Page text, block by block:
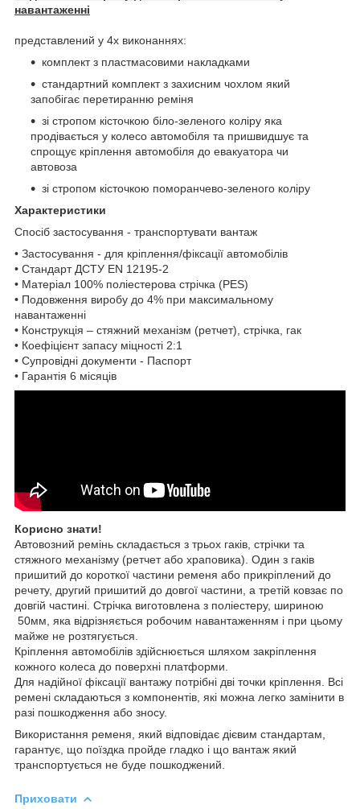
навантаженні
представлений у 4х виконаннях:
комплект з пластмасовими накладками
стандартний комплект з захисним чохлом який
запобігає перетиранню реміня
зі стропом кісточкою біло-зеленого коліру яка
продівається у колесо автомобіля та пришвидшує та
спрощує кріплення автомобіля до евакуатора чи
автовоза
зі стропом кісточкою поморанчево-зеленого коліру
Характеристики
Спосіб застосування - транспортувати вантаж
• Застосування - для кріплення/фіксації автомобілів
• Стандарт ДСТУ EN 12195-2
• Матеріал 100% поліестерова стрічка (PES)
• Подовження виробу до 4% при максимальному
навантаженні
• Конструкція – стяжний механізм (ретчет), стрічка, гак
• Коефіцієнт запасу міцності 2:1
• Супровідні документи - Паспорт
• Гарантія 6 місяців
Корисно знати!
Автовозний ремінь складається з трьох гаків, стрічки та
стяжного механізму (ретчет або храповика). Один з гаків
пришитий до короткої частини ременя або прикріплений до
речету, другий пришитий до довгої частини, а третій ковзає по
довгій частині. Стрічка виготовлена з поліестеру, шириною
50мм, яка відрізняється робочим навантаженням і при цьому
майже не розтягується.
Кріплення автомобілів здійснюється шляхом закріплення
кожного колеса до поверхні платформи.
Для надійної фіксації вантажу потрібні дві точки кріплення. Всі
ремені складаються з компонентів, які можна легко замінити в
разі пошкодження або зносу.
Використання ременя, який відповідає дієвим стандартам,
гарантує, що поїздка пройде гладко і що вантаж який
транспортується не буде пошкоджений.
Приховати